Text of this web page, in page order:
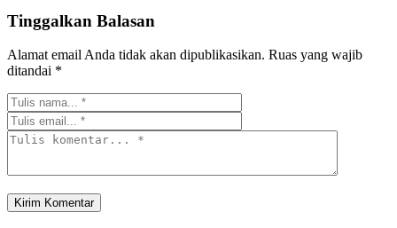
Tinggalkan Balasan
Alamat email Anda tidak akan dipublikasikan. Ruas yang wajib
ditandai *